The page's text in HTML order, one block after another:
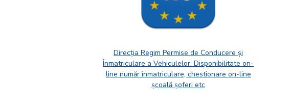
Direcția Regim Permise de Conducere și
Înmatriculare a Vehiculelor. Disponibilitate on-
line număr înmatriculare, chestionare on-line
școală șoferi etc